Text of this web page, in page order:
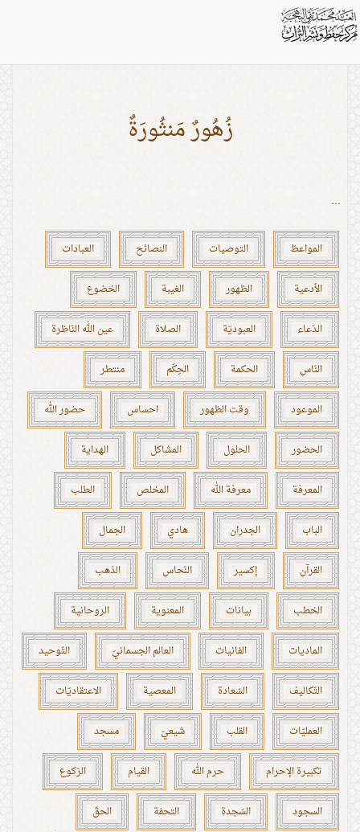
بطاقات: المعصية
زُهُورٌ مَنثُورَةٌ
...
المواعظ التوصيات النصائح العبادات
الأدعية الظهور الغيبة الخضوع
الدّعاء العبوديّة الصلاة عين الله النّاظرة
النّاس الحكمة الحِكَم منتطر
الموعود وقت الظهور احساس حضور الله
الحضور الحلول المشاكل الهداية
المعرفة معرفة الله المخلص الطلب
الباب الجدران هادي الجمال
القرآن إكسير النّحاس الذهب
الخطب بيانات المعنوية الروحانية
الماديات الفانيات العالم الجسمانيّ التّوحيد
التّكاليف السّعادة المعصية الاعتقاديّات
العمليّات القلب شيعيّ مسجد
تكبيرة الإحرام حرم الله القيام الرّكوع
السجود السّجدة التحفة الحقّ